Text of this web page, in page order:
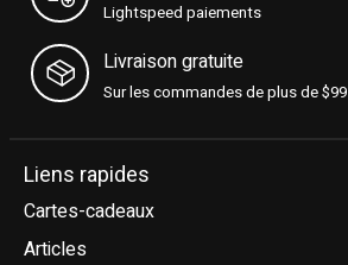
Lightspeed paiements
Livraison gratuite
Sur les commandes de plus de $99
Liens rapides
Cartes-cadeaux
Articles